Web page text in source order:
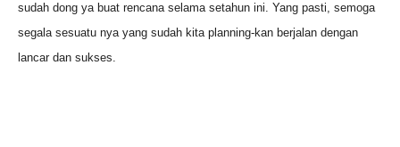
sudah dong ya buat rencana selama setahun ini. Yang pasti, semoga
segala sesuatu nya yang sudah kita planning-kan berjalan dengan
lancar dan sukses.